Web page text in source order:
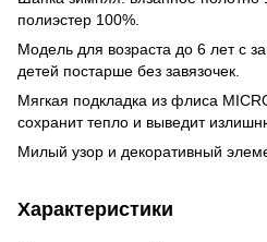
полиэстер 100%.
Модель для возраста до 6 лет с
детей постарше без завязочек.
Мягкая подкладка из флиса
сохранит тепло и выведит
Милый узор и декоративный
Характеристики